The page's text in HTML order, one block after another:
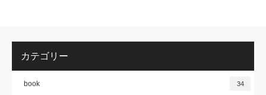
カテゴリー
book 34